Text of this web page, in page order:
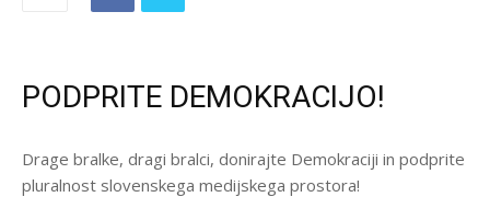
PODPRITE DEMOKRACIJO!
Drage bralke, dragi bralci, donirajte Demokraciji in podprite
pluralnost slovenskega medijskega prostora!